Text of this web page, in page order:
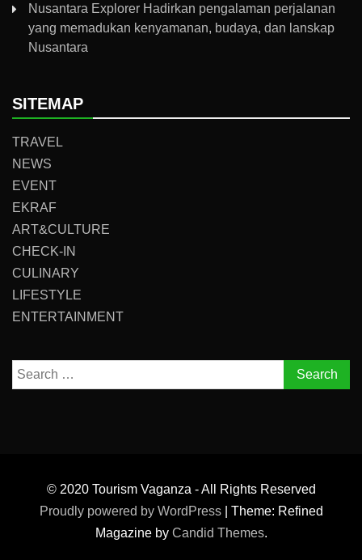
Nusantara Explorer Hadirkan pengalaman perjalanan
yang memadukan kenyamanan, budaya, dan lanskap
Nusantara
SITEMAP
TRAVEL
NEWS
EVENT
EKRAF
ART&CULTURE
CHECK-IN
CULINARY
LIFESTYLE
ENTERTAINMENT
Search
for:
© 2020 Tourism Vaganza - All Rights Reserved
Proudly powered by WordPress
Theme: Refined
Magazine by Candid Themes.